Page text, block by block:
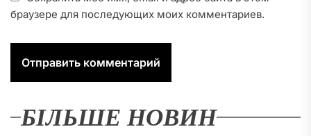
браузере для последующих моих комментариев.
БІЛЬШЕ НОВИН